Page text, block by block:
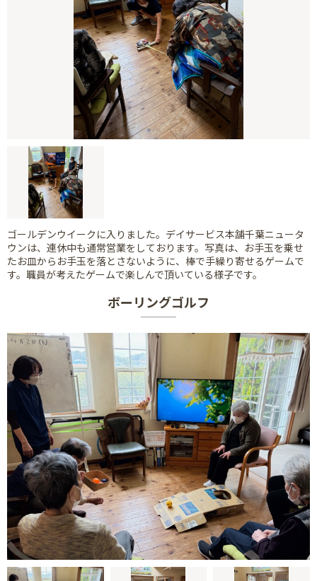
ゴールデンウイークに入りました。デイサービス本舗千葉ニュータ
ウンは、連休中も通常営業をしております。写真は、お手玉を乗せ
たお皿からお手玉を落とさないように、棒で手繰り寄せるゲームで
す。職員が考えたゲームで楽しんで頂いている様子です。
ボーリングゴルフ